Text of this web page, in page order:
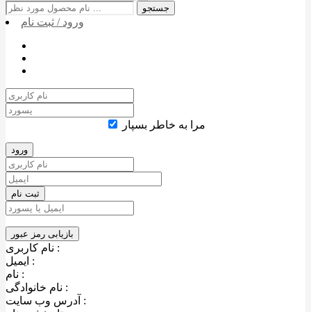
جستجو
ورود / ثبت نام
مرا به خاطر بسپار
نام کاربری :
ایمیل :
نام :
نام خانوادگی :
آدرس وب سایت :